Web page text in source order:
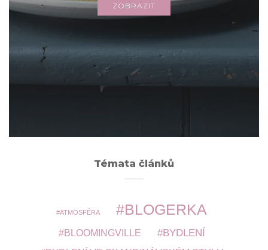
ZOBRAZIT
Archivy
Témata článků
ATMOSFÉRA BLOGERKA
BLOOMINGVILLE BYDLENÍ